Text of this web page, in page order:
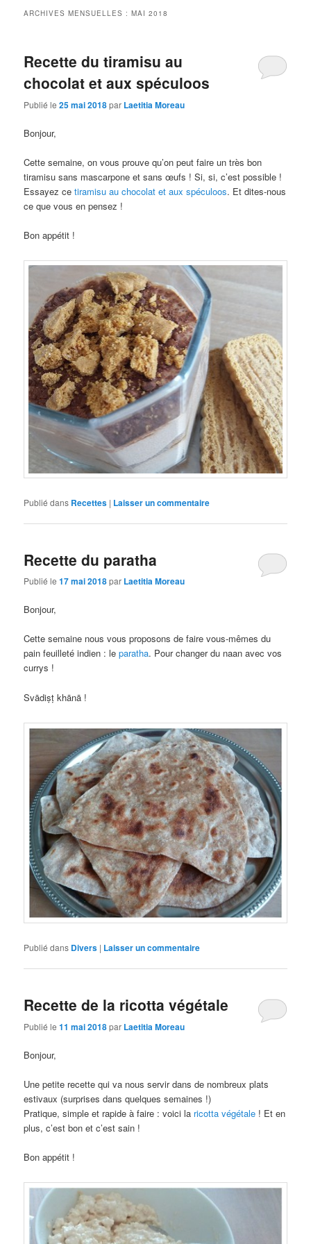
ARCHIVES MENSUELLES :MAI 2018
Recette du tiramisu au
chocolat et aux spéculoos
Publié le25 mai 2018par Laetitia Moreau
Bonjour,
Cette semaine, on vous prouve qu’on peut faire un très bon
tiramisu sans mascarpone et sans œufs ! Si, si, c’est possible !
Essayez cetiramisu au chocolat et aux spéculoos. Et dites-nous
ce que vous en pensez !
Bon appétit !
Publié dans Recettes | Laisser un commentaire
Recette du paratha
Publié le17 mai 2018par Laetitia Moreau
Bonjour,
Cette semaine nous vous proposons de faire vous-mêmes du
pain feuilleté indien : leparatha. Pour changer du naan avec vos
currys !
Svādiṣṭ khānā !
Publié dans Divers | Laisser un commentaire
Recette de la ricotta végétale
Publié le11 mai 2018par Laetitia Moreau
Bonjour,
Une petite recette qui va nous servir dans de nombreux plats
estivaux (surprises dans quelques semaines !)
Pratique, simple et rapide à faire : voici la ricotta végétale ! Et en
plus, c’est bon et c’est sain !
Bon appétit !